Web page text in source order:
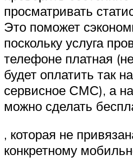
просматривать
Это поможет
поскольку услуга
телефоне платная
будет оплатить так
сервисное СМС), а
можно сделать
, которая не
конкретному